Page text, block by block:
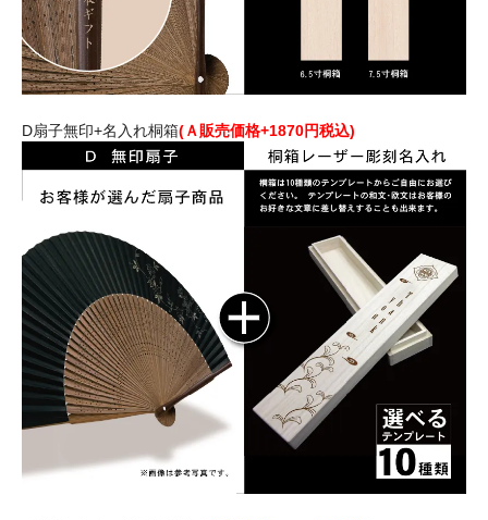
D扇子無印+名入れ桐箱(Ａ販売価格+1870円税込)